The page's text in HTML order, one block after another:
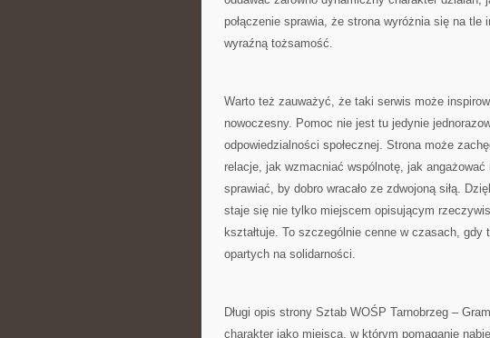
połączenie sprawia, że strona wyróżnia się na tle
wyraźną tożsamość.
Warto też zauważyć, że taki serwis może
nowoczesny. Pomoc nie jest tu jedynie
odpowiedzialności społecznej. Strona może
relacje, jak wzmacniać wspólnotę, jak
sprawiać, by dobro wracało ze zdwojoną siłą.
staje się nie tylko miejscem opisującym
kształtuje. To szczególnie cenne w czasach, gdy
opartych na solidarności.
Długi opis strony Sztab WOŚP Tarnobrzeg –
charakter jako miejsca, w którym pomaganie